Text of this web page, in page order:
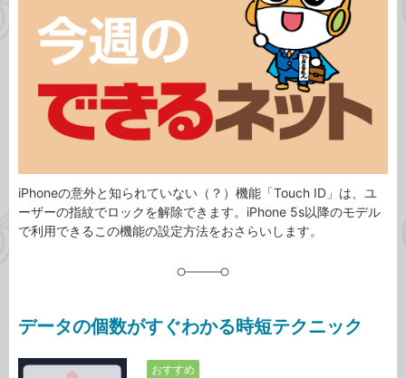
リ
iPhoneの意外と知られていない（？）機能「Touch ID」は、ユ
ーザーの指紋でロックを解除できます。iPhone 5s以降のモデル
で利用できるこの機能の設定方法をおさらいします。
データの個数がすぐわかる時短テクニック
おすすめ